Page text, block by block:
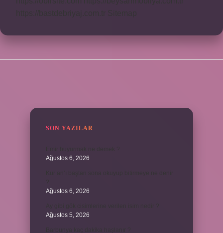
SON YAZILAR
Ağustos 6, 2026
Ağustos 6, 2026
Ağustos 5, 2026